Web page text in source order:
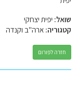
שואל: יפית יצחקי
קטגוריה:ארה"ב וקנדה
חזרה לפורום